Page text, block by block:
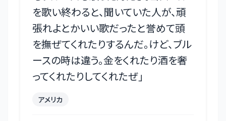
を歌い終わると、聞いていた人が、頑
張れよとかいい歌だったと誉めて頭
を撫ぜてくれたりするんだ。けど、ブル
ースの時は違う。金をくれたり酒を奢
ってくれたりしてくれたぜ」
アメリカ